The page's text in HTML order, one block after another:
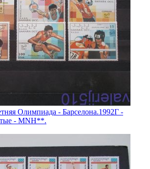
Олимпиада - Барселона.1992Г -
- MNH**.